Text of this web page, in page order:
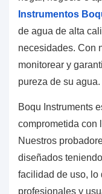
Instrumentos
de agua de alta
necesidades. Con
monitorear y
pureza de su agua.
Boqu Instruments
comprometida con
Nuestros
diseñados
facilidad de uso, lo
profesionales y